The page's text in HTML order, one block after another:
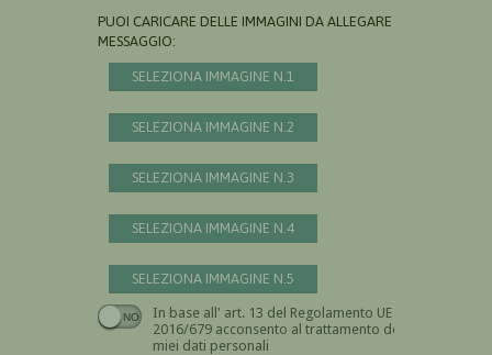
PUOI CARICARE DELLE IMMAGINI DA ALLEGARE AL
MESSAGGIO:
SELEZIONA IMMAGINE N.1
SELEZIONA IMMAGINE N.2
SELEZIONA IMMAGINE N.3
SELEZIONA IMMAGINE N.4
SELEZIONA IMMAGINE N.5
In base all' art. 13 del Regolamento UE n.
2016/679 acconsento al trattamento dei
miei dati personali
Devi dare il consenso